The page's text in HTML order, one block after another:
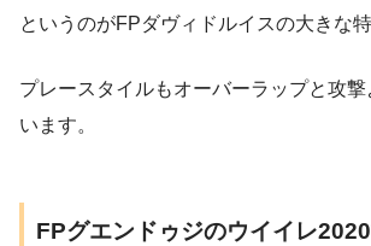
というのがFPダヴィドルイスの大きな特
プレースタイルもオーバーラップと攻
います。
FPグエンドゥジのウイイレ